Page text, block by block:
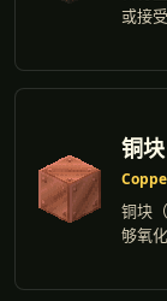
或接
铜块
铜块
够氧